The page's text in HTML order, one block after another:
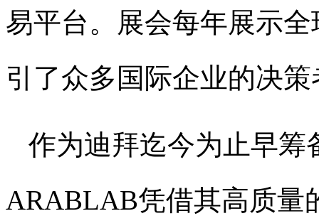
易平台。展会每年展示
引了众多国际企业的决
作为迪拜迄今为止早筹
ARABLAB凭借其高质量